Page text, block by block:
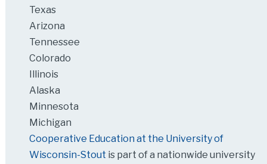
Texas
Arizona
Tennessee
Colorado
Illinois
Alaska
Minnesota
Michigan
Cooperative Education at the University of
Wisconsin-Stout is part of a nationwide university